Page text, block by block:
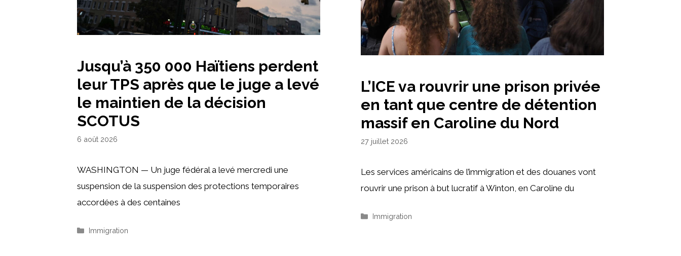
Jusqu’à 350 000 Haïtiens perdent
leur TPS après que le juge a levé
le maintien de la décision
SCOTUS
6 août 2026
WASHINGTON — Un juge fédéral a levé mercredi une
suspension de la suspension des protections temporaires
accordées à des centaines
Catégories
Immigration
L’ICE va rouvrir une prison privée
en tant que centre de détention
massif en Caroline du Nord
27 juillet 2026
Les services américains de l’immigration et des douanes vont
rouvrir une prison à but lucratif à Winton, en Caroline du
Catégories
Immigration